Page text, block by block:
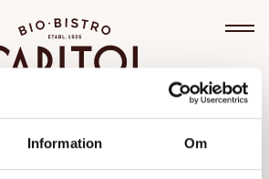
Information Om
Capitol
VISNING